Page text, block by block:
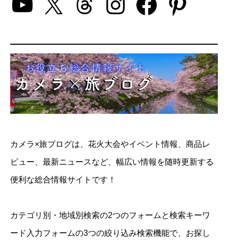
カメラ×旅ブログは、花火大会やイベント情報、商品レ
ビュー、最新ニュースなど、幅広い情報を随時更新する
便利な総合情報サイトです！
カテゴリ別・地域別検索の2つのフォームと検索キーワ
ード入力フォームの3つの絞り込み検索機能で、お探し